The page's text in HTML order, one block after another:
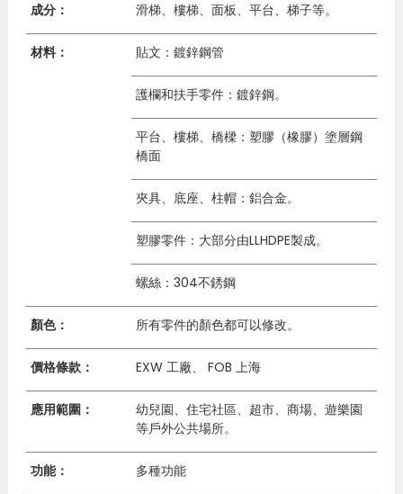
成分： 滑梯、樓梯、面板、平台、梯子等。
材料： 貼文：鍍鋅鋼管
護欄和扶手零件：鍍鋅鋼。
平台、樓梯、橋樑：塑膠（橡膠）塗層鋼
橋面
夾具、底座、柱帽：鋁合金。
塑膠零件：大部分由LLHDPE製成。
螺絲：304不銹鋼
顏色： 所有零件的顏色都可以修改。
價格條款： EXW 工廠、 FOB 上海
應用範圍：
幼兒園、住宅社區、超市、商場、遊樂園
等戶外公共場所。
功能： 多種功能